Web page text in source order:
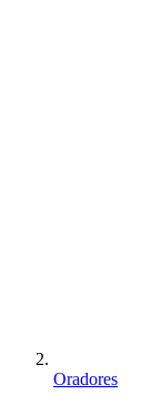
Oradores